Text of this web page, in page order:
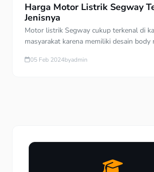
Harga Motor Listrik Segway
Jenisnya
Motor listrik Segway cukup terkenal di
masyarakat karena memiliki desain body
Segway? Dibandingkan dengan merek
05 Feb 2024byadmin